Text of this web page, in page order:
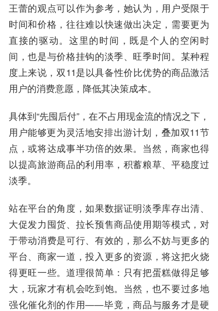
王蕾的观点可以作为参考，她认为，用户受限于
时间和价格，往往难以快速做出决定，需要更为
直接的驱动。这里的时间，既是个人的空闲时
间，也是与价格挂钩的淡季、旺季时间。某种程
度上来说，双11是以具备性价比优势的商品激活
用户的消费意愿，降低其决策成本。
具体到“先囤后付”，在不占用现金流的情况之下，
用户能够更为灵活地安排出游计划，叠加双11节
点，或将达成事半功倍的效果。当然，商家也得
以提高旅游商品的利用率，积蓄粮草、平稳度过
淡季。
站在平台的角度，如果数据证明淡季库存出清、
大促发力囤货、拉长预售商品使用期等模式，对
于带动消费是可行、有效的，那么不妨与更多的
平台、商家一道，投入更多的资源，将这把火烧
得更旺一些。道理很简单：只有把蛋糕做得足够
大，玩家才有机会吃到饱。当然，也不要过多地
强化催化剂的作用——毕竟，商品与服务才是硬